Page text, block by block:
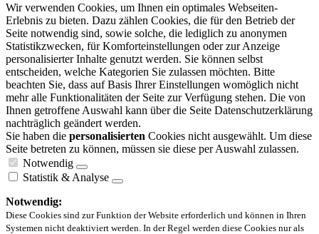
Wir verwenden Cookies, um Ihnen ein optimales Webseiten-
Erlebnis zu bieten. Dazu zählen Cookies, die für den Betrieb der
Seite notwendig sind, sowie solche, die lediglich zu anonymen
Statistikzwecken, für Komforteinstellungen oder zur Anzeige
personalisierter Inhalte genutzt werden. Sie können selbst
entscheiden, welche Kategorien Sie zulassen möchten. Bitte
beachten Sie, dass auf Basis Ihrer Einstellungen womöglich nicht
mehr alle Funktionalitäten der Seite zur Verfügung stehen. Die von
Ihnen getroffene Auswahl kann über die Seite Datenschutzerklärung
nachträglich geändert werden.
Sie haben die personalisierten Cookies nicht ausgewählt. Um diese
Seite betreten zu können, müssen sie diese per Auswahl zulassen.
Notwendig
Statistik & Analyse
Notwendig:
Diese Cookies sind zur Funktion der Website erforderlich und können in Ihren
Systemen nicht deaktiviert werden. In der Regel werden diese Cookies nur als